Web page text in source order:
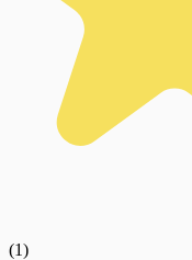
(1)